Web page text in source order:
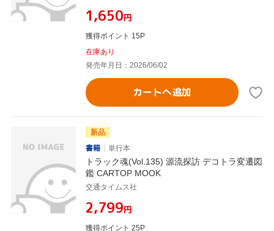
¥1,650円
獲得ポイント 15P
在庫あり
発売年月日：2026/06/02
カートへ追加
新品
書籍
単行本
トラック魂(Vol.135) 源流探訪 デコトラ変遷図
鑑 CARTOP MOOK
交通タイムス社
¥2,799円
獲得ポイント 25P